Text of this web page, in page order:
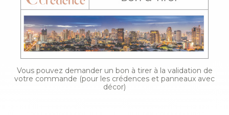
Vous pouvez demander un bon à tirer à la validation de
votre commande (pour les crédences et panneaux avec
décor)